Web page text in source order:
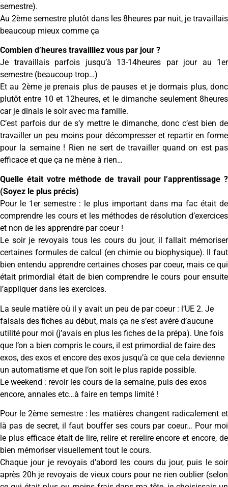
semestre).
Au 2ème semestre plutôt dans les 8heures par nuit, je travaillais
beaucoup mieux comme ça
Combien d’heures travailliez vous par jour ?
Je travaillais parfois jusqu’à 13-14heures par jour au 1er
semestre (beaucoup trop…)
Et au 2ème je prenais plus de pauses et je dormais plus, donc
plutôt entre 10 et 12heures, et le dimanche seulement 8heures
car je dinais le soir avec ma famille.
C’est parfois dur de s’y mettre le dimanche, donc c’est bien de
travailler un peu moins pour décompresser et repartir en forme
pour la semaine ! Rien ne sert de travailler quand on est pas
efficace et que ça ne mène à rien…
Quelle était votre méthode de travail pour l’apprentissage ?
(Soyez le plus précis)
Pour le 1er semestre : le plus important dans ma fac était de
comprendre les cours et les méthodes de résolution d’exercices
et non de les apprendre par coeur !
Le soir je revoyais tous les cours du jour, il fallait mémoriser
certaines formules de calcul (en chimie ou biophysique). Il faut
bien entendu apprendre certaines choses par coeur, mais ce qui
était primordial était de bien comprendre le cours pour ensuite
l’appliquer dans les exercices.
La seule matière où il y avait un peu de par coeur : l’UE 2. Je
faisais des fiches au début, mais ça ne s’est avéré d’aucune
utilité pour moi (j’avais en plus les fiches de la prépa). Une fois
que l’on a bien compris le cours, il est primordial de faire des
exos, des exos et encore des exos jusqu’à ce que cela devienne
un automatisme et que l’on soit le plus rapide possible.
Le weekend : revoir les cours de la semaine, puis des exos
encore, annales etc…à faire en temps limité !
Pour le 2ème semestre : les matières changent radicalement et
là pas de secret, il faut bouffer ses cours par coeur… Pour moi
le plus efficace était de lire, relire et rerelire encore et encore, de
bien mémoriser visuellement tout le cours.
Chaque jour je revoyais d’abord les cours du jour, puis le soir
après 20h je revoyais de vieux cours pour ne rien oublier (selon